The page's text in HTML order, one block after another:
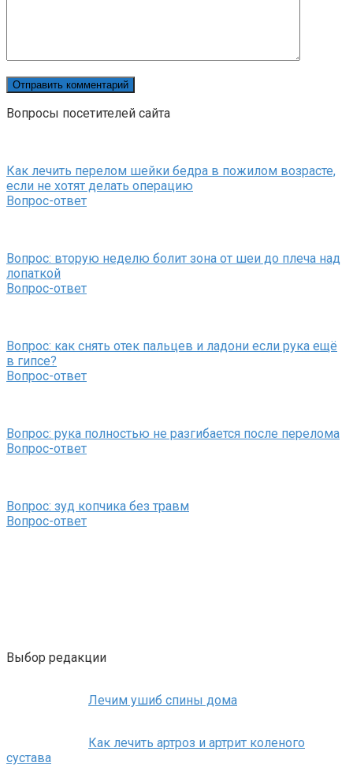
Вопросы посетителей сайта
Как лечить перелом шейки бедра в пожилом возрасте,
если не хотят делать операцию
Вопрос-ответ
Вопрос: вторую неделю болит зона от шеи до плеча над
лопаткой
Вопрос-ответ
Вопрос: как снять отек пальцев и ладони если рука ещё
в гипсе?
Вопрос-ответ
Вопрос: рука полностью не разгибается после перелома
Вопрос-ответ
Вопрос: зуд копчика без травм
Вопрос-ответ
Выбор редакции
Лечим ушиб спины дома
Как лечить артроз и артрит коленого
сустава